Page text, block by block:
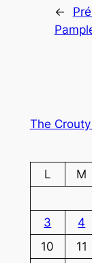
←
The
L
M
3
4
10
11